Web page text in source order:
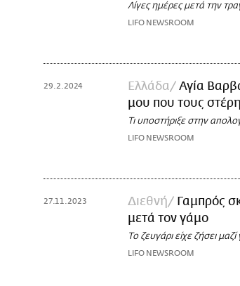
Λίγες ημέρες μετά την
LIFO NEWSROOM
29.2.2024 Ελλάδα
Αγία
μου που τους
Τι υποστήριξε στην
LIFO NEWSROOM
27.11.2023 Διεθνή
Γαμπρός
μετά τον γάμο
Το ζευγάρι είχε ζήσει
LIFO NEWSROOM